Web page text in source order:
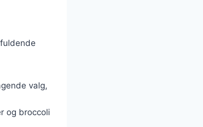
valg,
og broccoli